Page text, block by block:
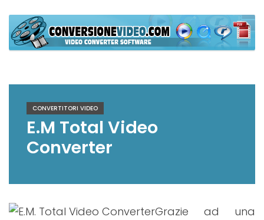
content
CONVERTITORI VIDEO
E.M Total Video
Converter
Grazie ad una